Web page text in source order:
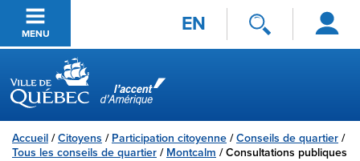
Passer au contenu principal
MENU EN
Se
connecter
Ville de Québec
Accueil /Citoyens / Participation citoyenne /Conseils de quartier /
Tous les conseils de quartier / Montcalm /Consultations publiques